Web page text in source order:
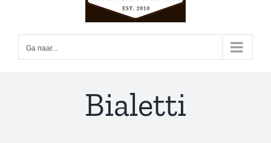
Ga naar...
Bialetti